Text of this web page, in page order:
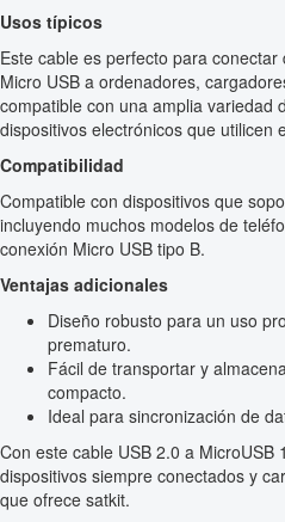
Usos típicos
Este cable es perfecto para
Micro USB a ordenadores,
compatible con una amplia variedad
dispositivos electrónicos que utilicen
Compatibilidad
Compatible con dispositivos que
incluyendo muchos modelos de
conexión Micro USB tipo B.
Ventajas adicionales
Diseño robusto para un uso
prematuro.
Fácil de transportar y
compacto.
Ideal para sincronización de
Con este cable USB 2.0 a MicroUSB
dispositivos siempre conectados y
que ofrece satkit.